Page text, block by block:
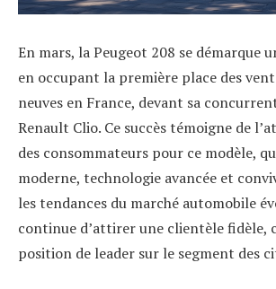
En mars, la Peugeot 208 se démarque
en occupant la première place des
neuves en France, devant sa
Renault Clio. Ce succès témoigne de
des consommateurs pour ce modèle,
moderne, technologie avancée et
les tendances du marché automobile
continue d’attirer une clientèle fidèle,
position de leader sur le segment des